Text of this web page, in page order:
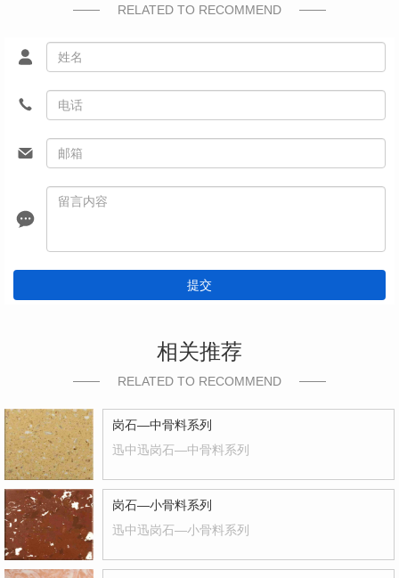
RELATED TO RECOMMEND
提交
相关推荐
RELATED TO RECOMMEND
岗石—中骨料系列
迅中迅岗石—中骨料系列
岗石—小骨料系列
迅中迅岗石—小骨料系列